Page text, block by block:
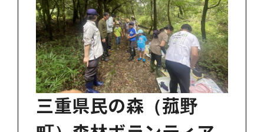
三重県民の森（菰野